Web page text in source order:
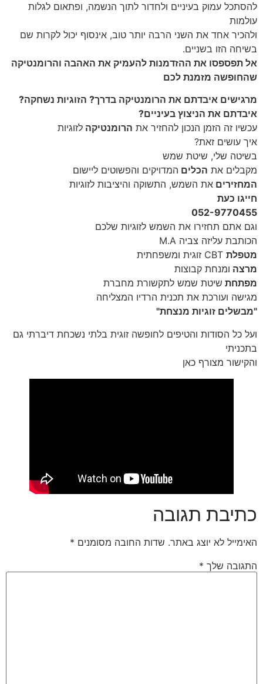
להסתכל עמוק בעיניים ולחדור לתוך הנשמה, ופתאום לגלות
עולמות
ולהכיר אחד את השני הרבה יותר טוב, אינסוף יכול לקרות שם
בשיחה הזו בשניים.
אל תפספסו את ההזדמנות להעמיק את האהבה והרומנטיקה
שהחופשה מזמנת לכם
מרגישים איבדתם את הרומנטיקה בדרך? הזוגיות נשחקה?
איבדתם את הניצוץ בעיניים?
עכשיו זה הזמן הנכון להחזיר את הרומנטיקה לזוגיות
איך עושים זאת?
בשיטה שלי, שיטת שמש
מקבלים את הכלים המדויקים והפשוטים ליישום
המחזירים את השמש, התשוקה והיציבות לזוגיות
חייגו כעת
052-9770455
וגם אתם תחזירו את השמש לזוגיות שלכם
הכותבת עליזה צביה M.A
מטפלת
מרצה ומנחת קבוצות
מפתחת שיטת שמש לתקשורת מחברת
מגישה ועורכת את תכנית הרדיו המצליחה
"מבשלים זוגיות מנצחת"
ועל כל הסודות והטיפים לחופשה זוגית בלתי נשכחת דיברתי גם
בתכניתי
והקישור מצורף כאן
כתיבת תגובה
האימייל לא יוצג באתר. שדות החובה מסומנים *
התגובה שלך *